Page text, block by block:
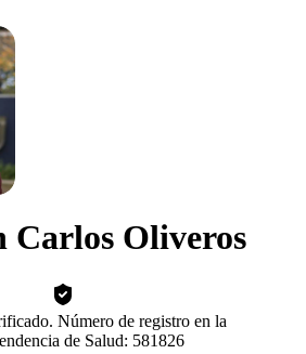
Carlos Oliveros
Número de registro en la
de Salud: 581826